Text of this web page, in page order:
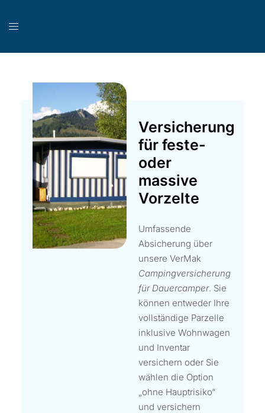
Versicherung
für feste-
oder
massive
Vorzelte
Umfassende
Absicherung über
unsere VerMak
Campingversicherung
für Dauercamper. Sie
können entweder Ihre
vollständige Parzelle
inklusive Wohnwagen
und Inventar
versichern oder Sie
wählen die Option
„ohne Hauptrisiko“
und versichern